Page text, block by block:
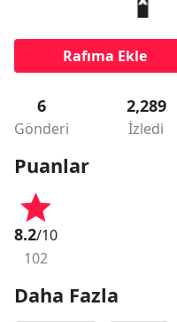
Rafıma Ekle
6
Gönderi
2,289
İzledi
Puanlar
8.2/10
102
Daha Fazla